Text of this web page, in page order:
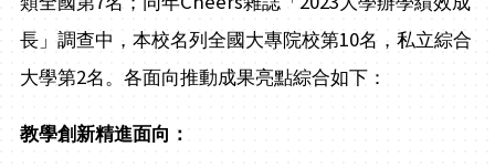
長」調查中，本校名列全國大專院校第10名，私立綜合
大學第2名。各面向推動成果亮點綜合如下：
教學創新精進面向：